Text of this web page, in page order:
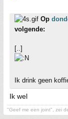
Op
volgende:
[..]
Ik drink geen
Ik wel
"Geef me een joint", zei